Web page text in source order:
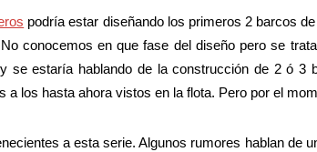
podría estar diseñando los primeros 2 barcos
conocemos en que fase del diseño pero se
se estaría hablando de la construcción de 2 ó
los hasta ahora vistos en la flota. Pero por el
a esta serie. Algunos rumores hablan de